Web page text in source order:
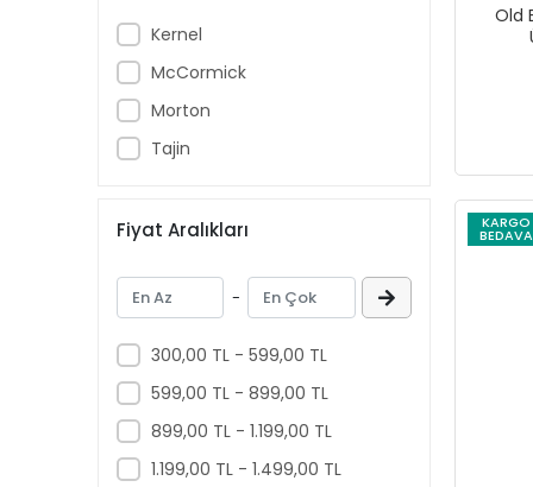
Kakao
Gurme & Organik Ürünler
Filtre ve Çekirdek Kahve
Granül Kahve
Sıcak Çikolata
Çikolata
Krema
Diğer Soslar
Reçel
Kahve Kreması ve Süt Tozu
Pirinç
Kernel
McCormick
Morton
Tajin
Fiyat Aralıkları
-
300,00 TL - 599,00 TL
599,00 TL - 899,00 TL
899,00 TL - 1.199,00 TL
1.199,00 TL - 1.499,00 TL
Old
KARGO
BEDAVA